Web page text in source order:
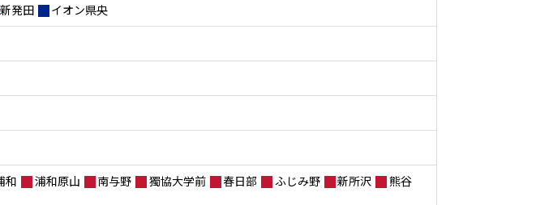
新発田 イオン県央
和 浦和原山 南与野 獨協大学前 春日部 ふじみ野 新所沢
熊谷